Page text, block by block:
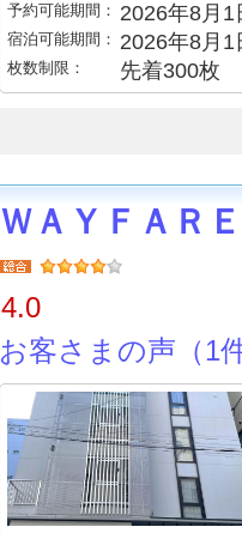
予約可能期間： 2026年8月
宿泊可能期間： 2026年8月
枚数制限： 先着300枚
ＷＡＹＦＡＲ
4.0
お客さまの声（1